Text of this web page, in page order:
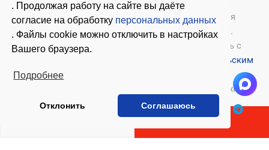
. Продолжая работу на сайте вы даёте
согласие на обработку персональных данных
. Файлы cookie можно отключить в настройках
Вашего браузера.
Подробнее
Отклонить
Соглашаюсь
© 2026 ООО «Автомастер»— оборудование для
автосервиса, шиномонтажное оборудование.
Оставляя заявки на нашем сайте, ознакомьтесь с
Пользовательским
Копирование материалов с этого сайта возможно
только с письменного согласия владельцев.